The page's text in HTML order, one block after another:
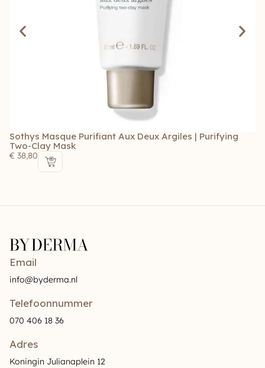
Sothys Masque Purifiant Aux Deux Argiles | Purifying
Two-Clay Mask
€ 38,80
Email
info@byderma.nl
Telefoonnummer
070 406 18 36
Adres
Koningin Julianaplein 12